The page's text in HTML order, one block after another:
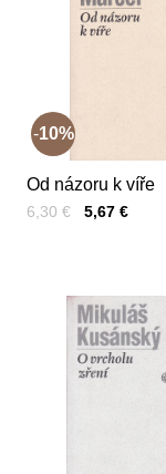
Od názoru k víře
Cena s DPH
5,67 €
Pred zľavou:
6,30 €
10%